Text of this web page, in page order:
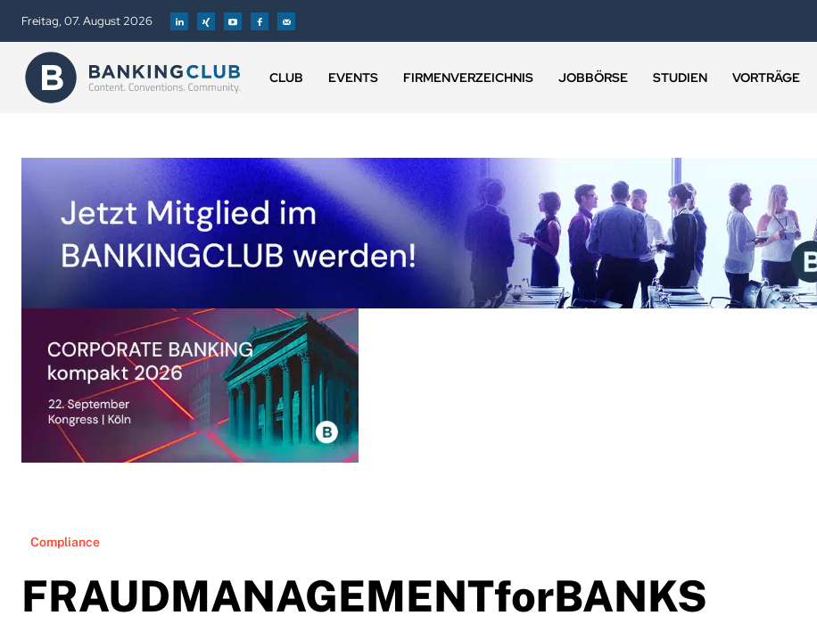
Freitag, 07. August 2026
CLUB EVENTS FIRMENVERZEICHNIS JOBBÖRSE STUDIEN VORTRÄGE
Compliance
FRAUDMANAGEMENTforBANKS